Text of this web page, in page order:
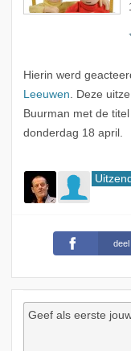
Hierin werd
Leeuwen. Deze
Buurman met de
donderdag 18 april.
deel